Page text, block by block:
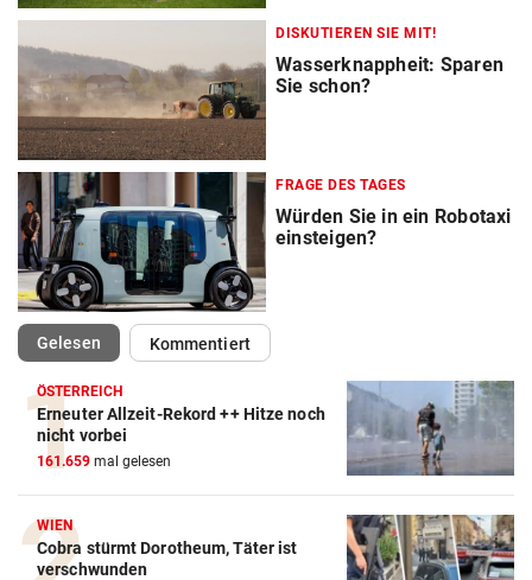
DISKUTIEREN SIE MIT!
Wasserknappheit: Sparen
Sie schon?
FRAGE DES TAGES
Würden Sie in ein Robotaxi
einsteigen?
Gelesen(ausgewählt)Kommentiert
ÖSTERREICH
Erneuter Allzeit-Rekord ++ Hitze noch
nicht vorbei
161.659 mal gelesen
WIEN
Cobra stürmt Dorotheum, Täter ist
verschwunden